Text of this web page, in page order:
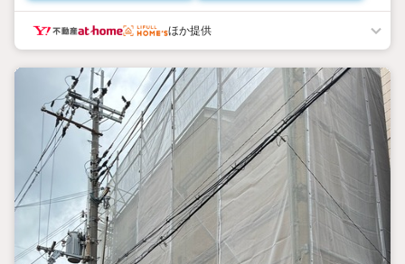
ほか提供